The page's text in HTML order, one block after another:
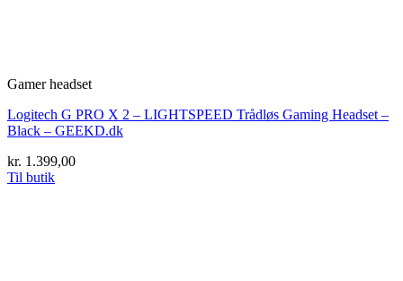
Gamer headset
Logitech G PRO X 2 – LIGHTSPEED Trådløs Gaming Headset –
Black – GEEKD.dk
kr. 1.399,00
Til butik